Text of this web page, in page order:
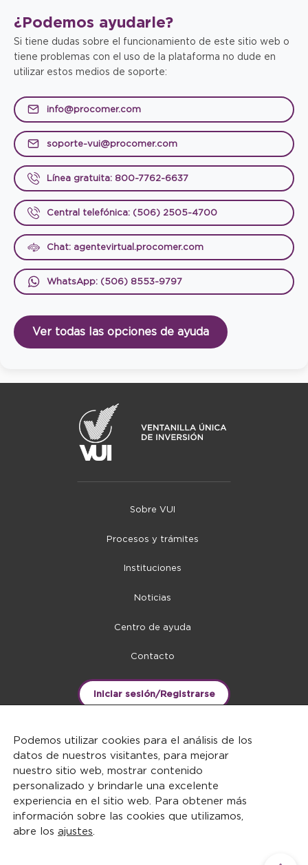
¿Podemos ayudarle?
Si tiene dudas sobre el funcionamiento de este sitio web o
tiene problemas con el uso de la plataforma no dude en
utilizar estos medios de soporte:
info@procomer.com
soporte-vui@procomer.com
Línea gratuita: 800-7762-6637
Central telefónica: (506) 2505-4700
Chat: agentevirtual.procomer.com
WhatsApp: (506) 8553-9797
Ver todas las opciones de ayuda
Sobre VUI
Procesos y trámites
Instituciones
Noticias
Centro de ayuda
Contacto
Iniciar sesión/Registrarse
DERECHOS RESERVADOS ©2026
Podemos utilizar cookies para el análisis de los
datos de nuestros visitantes, para mejorar
nuestro sitio web, mostrar contenido
personalizado y brindarle una excelente
experiencia en el sitio web. Para obtener más
información sobre las cookies que utilizamos,
abre los ajustes.